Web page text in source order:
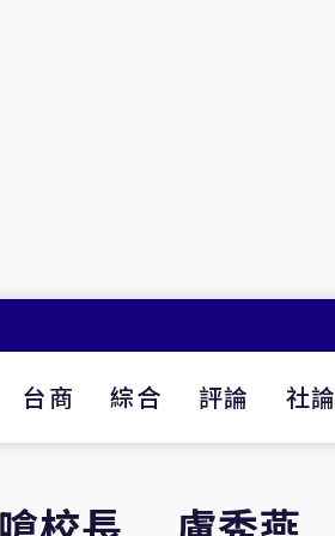
台商 綜合 評論 社論